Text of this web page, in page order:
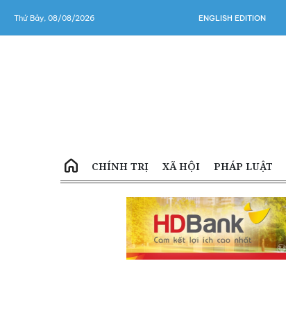
Thứ Bảy, 08/08/2026 ENGLISH EDITION
CHÍNH TRỊ XÃ HỘI PHÁP LUẬT